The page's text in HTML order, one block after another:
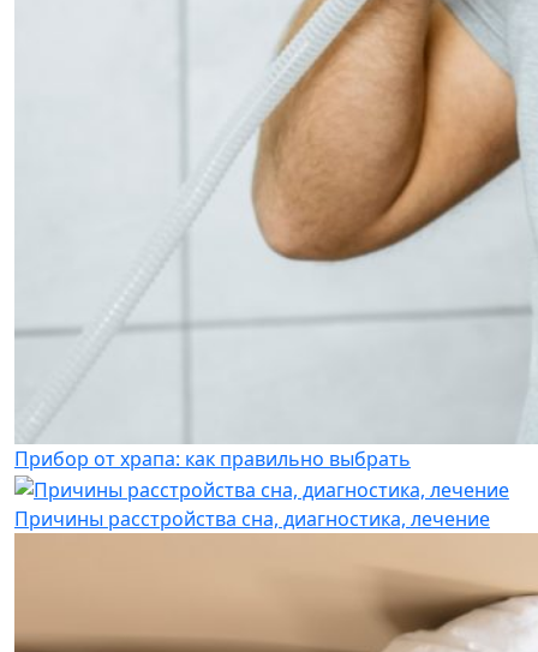
Прибор от храпа: как правильно выбрать
Причины расстройства сна, диагностика, лечение